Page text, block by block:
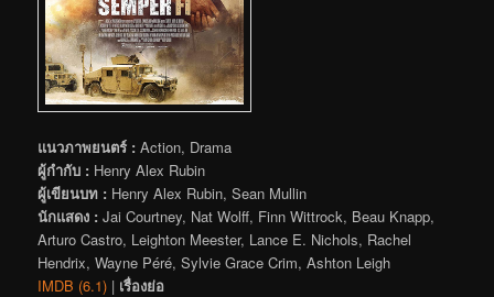
แนวภาพยนตร์ : Action, Drama
ผู้กำกับ : Henry Alex Rubin
ผู้เขียนบท : Henry Alex Rubin, Sean Mullin
นักแสดง : Jai Courtney, Nat Wolff, Finn Wittrock, Beau Knapp,
Arturo Castro, Leighton Meester, Lance E. Nichols, Rachel
Hendrix, Wayne Péré, Sylvie Grace Crim, Ashton Leigh
IMDB (6.1) | เรื่องย่อ